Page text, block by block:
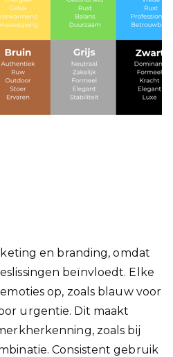
en branding, omdat
beïnvloedt. Elke
op, zoals blauw voor
urgentie. Dit maakt
zoals bij
Consistent gebruik